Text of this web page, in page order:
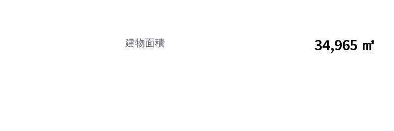
建物面積 34,965 ㎡